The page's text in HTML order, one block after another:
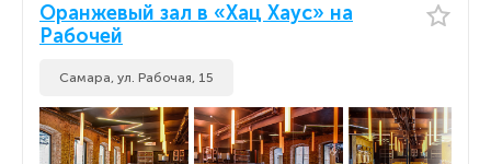
Оранжевый зал в «Хац Хаус» на
Рабочей
Самара, ул. Рабочая, 15